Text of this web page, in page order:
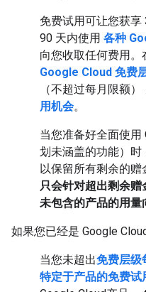
免费试用可让您获
90 天内使用 各种
向您收取任何费用
Google Cloud 免费
（不超过每月限额
用机会。
当您准备好全面使用
划未涵盖的功能）时
以保留所有剩余的赠
只会针对超出剩余
未包含的产品的用量
如果您已经是 Google
当您未超出免费层级
特定于产品的免费试